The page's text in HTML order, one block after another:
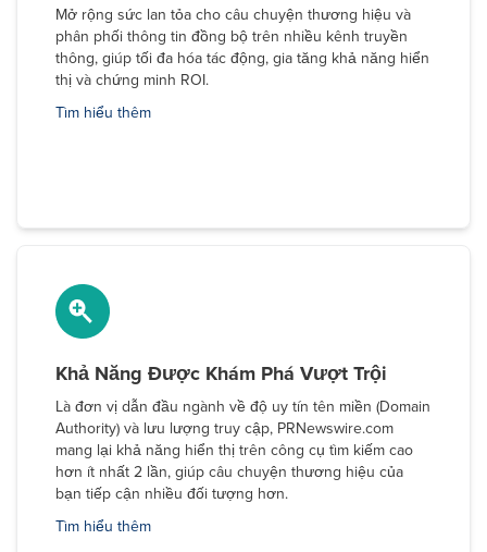
Mở rộng sức lan tỏa cho câu chuyện thương hiệu và
phân phối thông tin đồng bộ trên nhiều kênh truyền
thông, giúp tối đa hóa tác động, gia tăng khả năng hiển
thị và chứng minh ROI.
Tìm hiểu thêm
Khả Năng Được Khám Phá Vượt Trội
Là đơn vị dẫn đầu ngành về độ uy tín tên miền (Domain
Authority) và lưu lượng truy cập, PRNewswire.com
mang lại khả năng hiển thị trên công cụ tìm kiếm cao
hơn ít nhất 2 lần, giúp câu chuyện thương hiệu của
bạn tiếp cận nhiều đối tượng hơn.
Tìm hiểu thêm